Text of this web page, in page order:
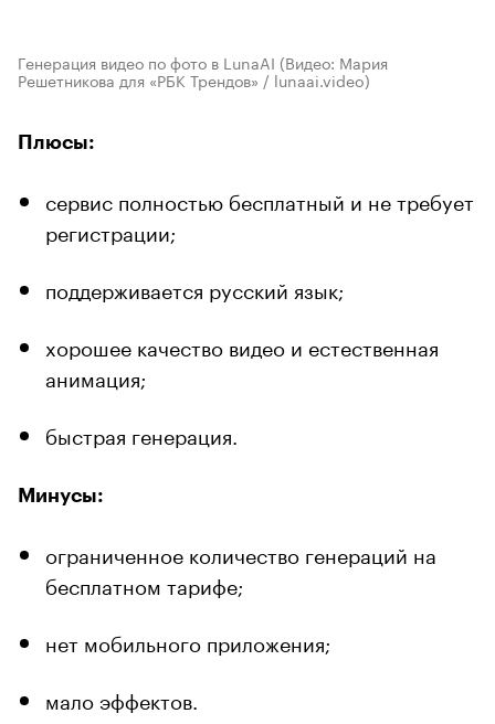
Генерация видео по фото в LunaAI (Видео: Мария
Решетникова для «РБК Трендов» / lunaai.video)
Плюсы:
сервис полностью бесплатный и не требует
регистрации;
поддерживается русский язык;
хорошее качество видео и естественная
анимация;
быстрая генерация.
Минусы:
ограниченное количество генераций на
бесплатном тарифе;
нет мобильного приложения;
мало эффектов.